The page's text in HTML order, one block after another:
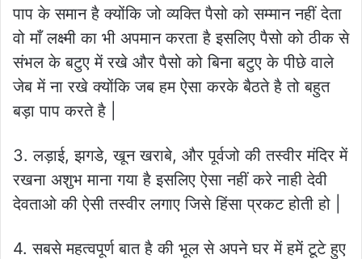
पाप के समान है क्योंकि जो व्यक्ति पैसो को सम्मान नहीं देता
वो माँ लक्ष्मी का भी अपमान करता है इसलिए पैसो को ठीक से
संभल के बटुए में रखे और पैसो को बिना बटुए के पीछे वाले
जेब में ना रखे क्योंकि जब हम ऐसा करके बैठते है तो बहुत
बड़ा पाप करते है |
3. लड़ाई, झगडे, खून खराबे, और पूर्वजो की तस्वीर मंदिर में
रखना अशुभ माना गया है इसलिए ऐसा नहीं करे नाही देवी
देवताओ की ऐसी तस्वीर लगाए जिसे हिंसा प्रकट होती हो |
4. सबसे महत्वपूर्ण बात है की भूल से अपने घर में हमें टूटे हुए